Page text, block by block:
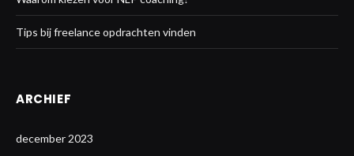
Tips bij freelance opdrachten vinden
ARCHIEF
december 2023